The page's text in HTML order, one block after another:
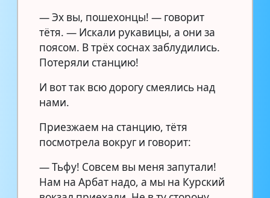
— Эх вы, пошехонцы! — говорит
тётя. — Искали рукавицы, а они за
поясом. В трёх соснах заблудились.
Потеряли станцию!
И вот так всю дорогу смеялись над
нами.
Приезжаем на станцию, тётя
посмотрела вокруг и говорит:
— Тьфу! Совсем вы меня запутали!
Нам на Арбат надо, а мы на Курский